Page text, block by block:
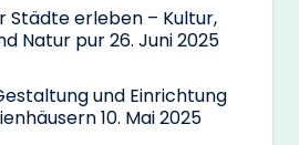
Städte erleben – Kultur,
Natur pur26. Juni 2025
und Einrichtung
10. Mai 2025